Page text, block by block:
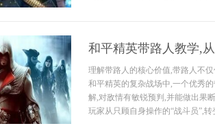
和平精英带路人教学,
理解带路人的核心价值,带路人不
和平精英的复杂战场中,一个优秀
解,对敌情有敏锐预判,并能做出果
玩家从只顾自身操作的“战斗员”,